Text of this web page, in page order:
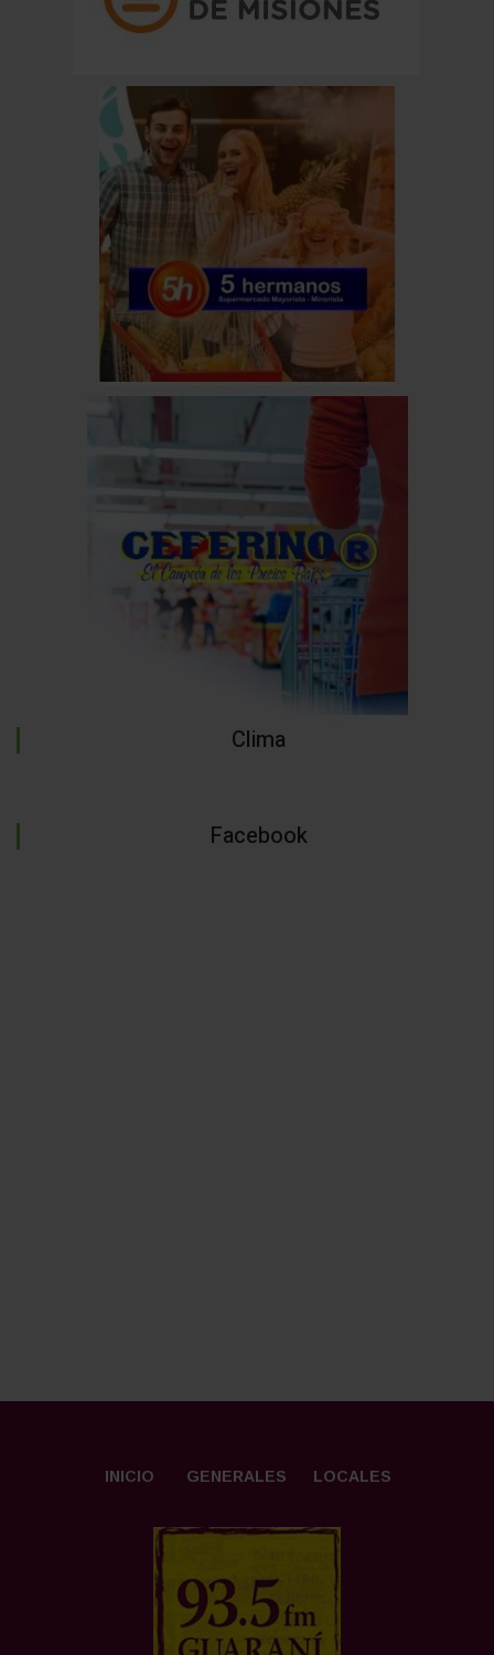
Clima
Facebook
INICIO GENERALES LOCALES